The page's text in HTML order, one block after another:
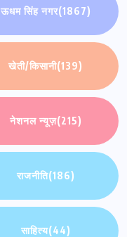
ऊधम सिंह नगर(1867)
खेती/किसानी(139)
नेशनल न्यूज़(215)
राजनीति(186)
साहित्य(44)